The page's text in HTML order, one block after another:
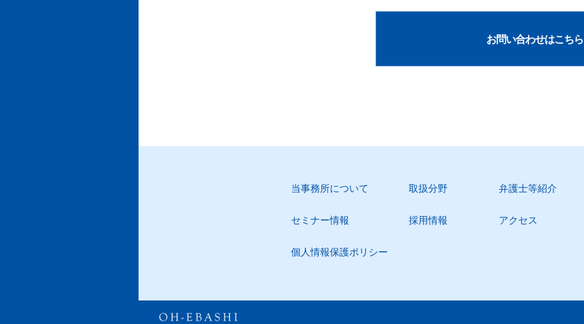
お問い合わせはこちら
当事務所について 取扱分野 弁護士等紹介
セミナー情報 採用情報 アクセス
個人情報保護ポリシー